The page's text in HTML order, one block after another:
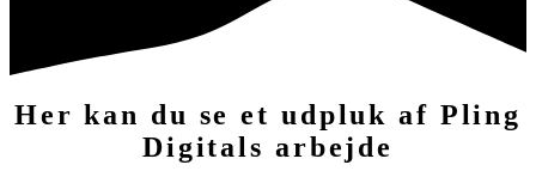
Her kan du se et udpluk af Pling
Digitals arbejde